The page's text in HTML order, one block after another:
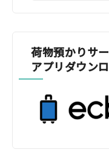
荷物預かりサ
アプリダウン